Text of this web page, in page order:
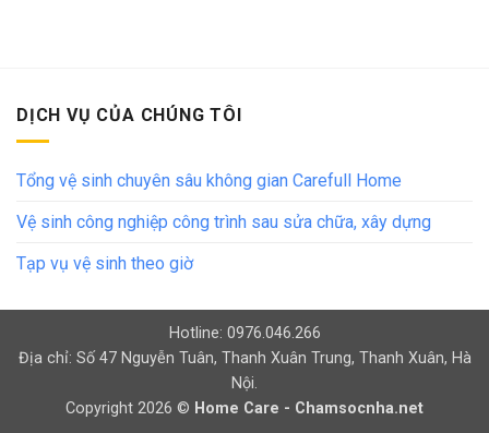
DỊCH VỤ CỦA CHÚNG TÔI
Tổng vệ sinh chuyên sâu không gian Carefull Home
Vệ sinh công nghiệp công trình sau sửa chữa, xây dựng
Tạp vụ vệ sinh theo giờ
Hotline: 0976.046.266
Địa chỉ: Số 47 Nguyễn Tuân, Thanh Xuân Trung, Thanh Xuân, Hà
Nội.
Copyright 2026 © Home Care - Chamsocnha.net